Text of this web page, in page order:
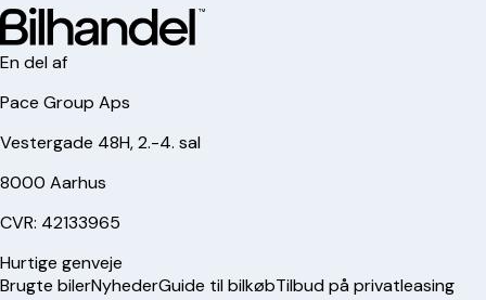
En del af
Pace Group Aps
Vestergade 48H, 2.-4. sal
8000 Aarhus
CVR: 42133965
Hurtige genveje
Brugte bilerNyhederGuide til bilkøbTilbud på privatleasing